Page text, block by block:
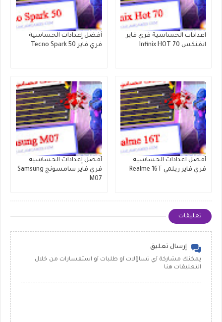
اعدادات الحساسية فري فاير
انفنكس Infinix HOT 70
أفضل إعدادات الحساسية
فري فاير Tecno Spark 50
أفضل اعدادات الحساسية
فري فاير ريلمي Realme 16T
أفضل إعدادات الحساسية
فري فاير سامسونج Samsung
M07
تعليقات
إرسال تعليق
يمكنك مشاركة أي تساؤلات أو طلبات أو استفسارات من خلال
التعليقات هنا